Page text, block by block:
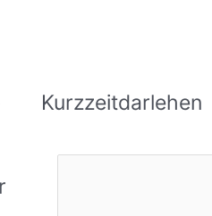
Kurzzeitdarlehen